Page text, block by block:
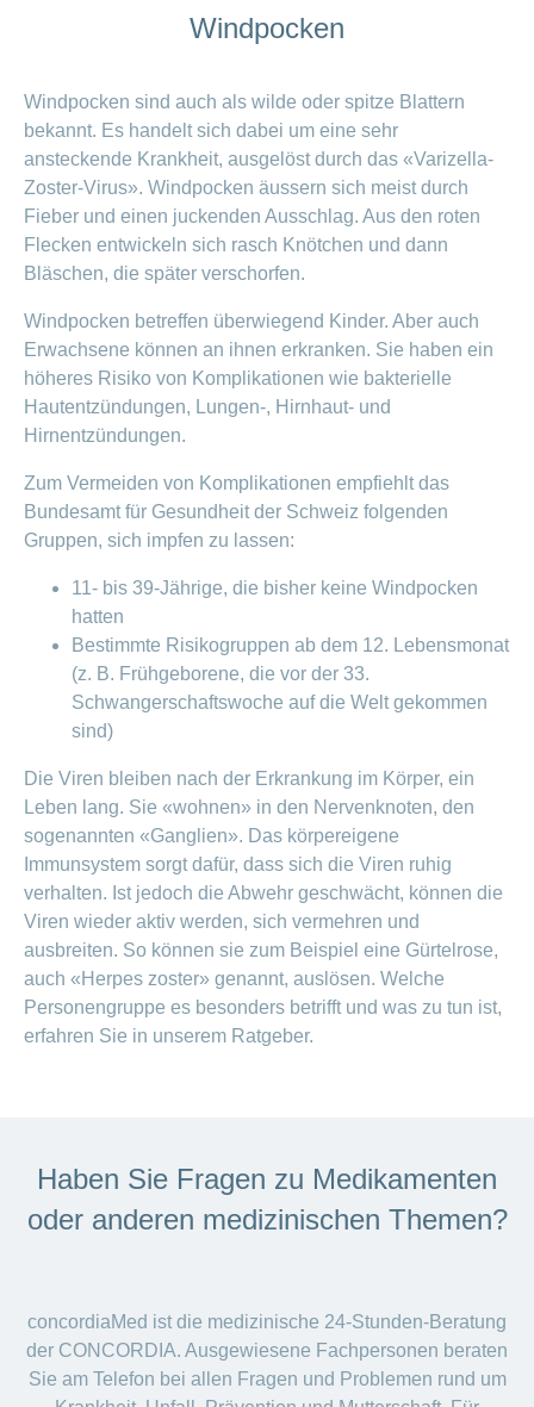
Windpocken
Windpocken sind auch als wilde oder spitze Blattern
bekannt. Es handelt sich dabei um eine sehr
ansteckende Krankheit, ausgelöst durch das «Varizella-
Zoster-Virus». Windpocken äussern sich meist durch
Fieber und einen juckenden Ausschlag. Aus den roten
Flecken entwickeln sich rasch Knötchen und dann
Bläschen, die später verschorfen.
Windpocken betreffen überwiegend Kinder. Aber auch
Erwachsene können an ihnen erkranken. Sie haben ein
höheres Risiko von Komplikationen wie bakterielle
Hautentzündungen, Lungen-, Hirnhaut- und
Hirnentzündungen.
Zum Vermeiden von Komplikationen empfiehlt das
Bundesamt für Gesundheit der Schweiz folgenden
Gruppen, sich impfen zu lassen:
11- bis 39-Jährige, die bisher keine Windpocken
hatten
Bestimmte Risikogruppen ab dem 12. Lebensmonat
(z. B. Frühgeborene, die vor der 33.
Schwangerschaftswoche auf die Welt gekommen
sind)
Die Viren bleiben nach der Erkrankung im Körper, ein
Leben lang. Sie «wohnen» in den Nervenknoten, den
sogenannten «Ganglien». Das körpereigene
Immunsystem sorgt dafür, dass sich die Viren ruhig
verhalten. Ist jedoch die Abwehr geschwächt, können die
Viren wieder aktiv werden, sich vermehren und
ausbreiten. So können sie zum Beispiel eine Gürtelrose,
auch «Herpes zoster» genannt, auslösen. Welche
Personengruppe es besonders betrifft und was zu tun ist,
erfahren Sie in unserem Ratgeber.
Haben Sie Fragen zu Medikamenten
oder anderen medizinischen Themen?
concordiaMed ist die medizinische 24-Stunden-Beratung
der CONCORDIA. Ausgewiesene Fachpersonen beraten
Sie am Telefon bei allen Fragen und Problemen rund um